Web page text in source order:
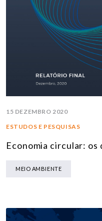
15 DEZEMBRO 2020
ESTUDOS E PESQUISAS
Economia circular: os
MEIO AMBIENTE